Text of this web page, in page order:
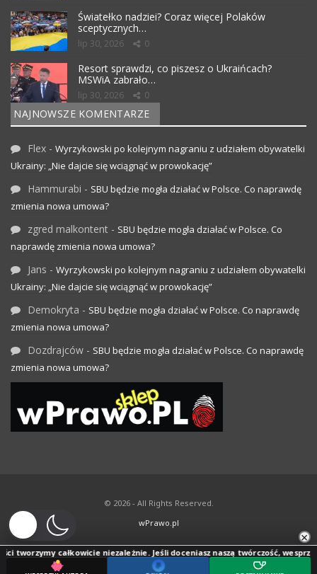
Światełko nadziei? Coraz więcej Polaków
sceptycznych…
lip 30, 2026 0
Resort sprawdzi, co piszesz o Ukraińcach?
MSWiA zabrało…
lip 30, 2026 0
NAJNOWSZE KOMENTARZE
Flex - Wyrzykowski po kolejnym nagraniu z udziałem obywatelki
Ukrainy: „Nie dajcie się wciągnąć w prowokację”
Hammurabi - SBU będzie mogła działać w Polsce. Co naprawdę
zmienia nowa umowa?
zgred malkontent - SBU będzie mogła działać w Polsce. Co
naprawdę zmienia nowa umowa?
Jans - Wyrzykowski po kolejnym nagraniu z udziałem obywatelki
Ukrainy: „Nie dajcie się wciągnąć w prowokację”
Demokryta - SBU będzie mogła działać w Polsce. Co naprawdę
zmienia nowa umowa?
Dozdrajców - SBU będzie mogła działać w Polsce. Co naprawdę
zmienia nowa umowa?
© 2026 - All Rights Reserved.
wPrawo.pl
×
tworzymy całkowicie niezależnie. Jeśli doceniasz naszą twórczość, wesprzyj